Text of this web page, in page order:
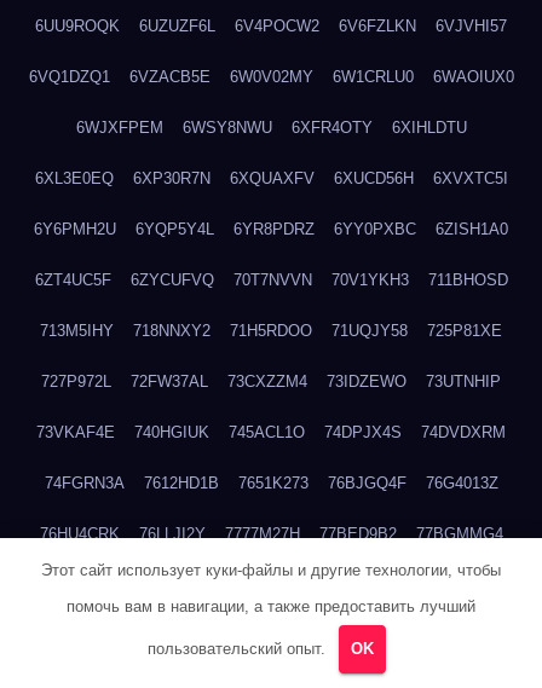
6UU9ROQK 6UZUZF6L 6V4POCW2 6V6FZLKN 6VJVHI57
6VQ1DZQ1 6VZACB5E 6W0V02MY 6W1CRLU0 6WAOIUX0
6WJXFPEM 6WSY8NWU 6XFR4OTY 6XIHLDTU
6XL3E0EQ 6XP30R7N 6XQUAXFV 6XUCD56H 6XVXTC5I
6Y6PMH2U 6YQP5Y4L 6YR8PDRZ 6YY0PXBC 6ZISH1A0
6ZT4UC5F 6ZYCUFVQ 70T7NVVN 70V1YKH3 711BHOSD
713M5IHY 718NNXY2 71H5RDOO 71UQJY58 725P81XE
727P972L 72FW37AL 73CXZZM4 73IDZEWO 73UTNHIP
73VKAF4E 740HGIUK 745ACL1O 74DPJX4S 74DVDXRM
74FGRN3A 7612HD1B 7651K273 76BJGQ4F 76G4013Z
76HU4CRK 76LLJI2Y 7777M27H 77BED9B2 77BGMMG4
77TABW20 780FZHSV 78Q29S80
Этот сайт использует куки-файлы и другие технологии, чтобы
помочь вам в навигации, а также предоставить лучший
пользовательский опыт. OK